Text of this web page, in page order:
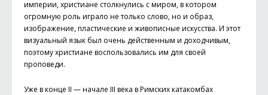
империи, христиане столкнулись с миром, в котором
огромную роль играло не только слово, но и образ,
изображение, пластические и живописные искусства. И этот
визуальный язык был очень действенным и доходчивым,
поэтому христиане воспользовались им для своей
проповеди.
Уже в конце II — начале III века в Римских катакомбах